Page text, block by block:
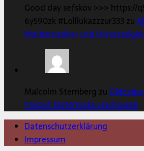
Good day sefskov >>> https://
6y590zk #Lolllukazzzur333 zu
Mathematiker und
Malcolm Sternberg zu
Polizist hinterrücks erschossen
Datenschutzerklärung
Impressum